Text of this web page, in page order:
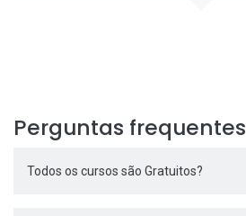
Perguntas frequentes
Todos os cursos são Gratuitos?